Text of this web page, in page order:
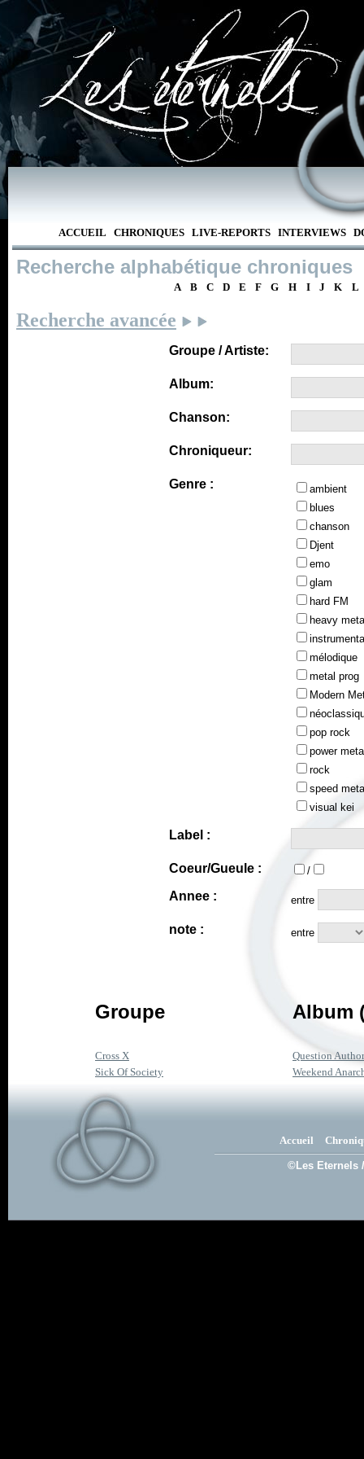
ACCUEIL CHRONIQUES LIVE-REPORTS INTERVIEWS
Recherche alphabétique chroniques
A B C D E F G H I J K L
Recherche avancée
Groupe / Artiste:
Album:
Chanson:
Chroniqueur:
Genre :
ambient
blues
chanson
Djent
emo
glam
hard FM
heavy
mélodique
metal prog
Modern
pop rock
power
rock
speed
visual kei
Label :
Coeur/Gueule : /
Annee : entre
note : entre
Groupe Album
Cross X
Question
Sick Of Society
Weekend
Accueil
©Les Eternels